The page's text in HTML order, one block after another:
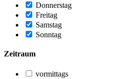
Donnerstag
Freitag
Samstag
Sonntag
Zeitraum
vormittags